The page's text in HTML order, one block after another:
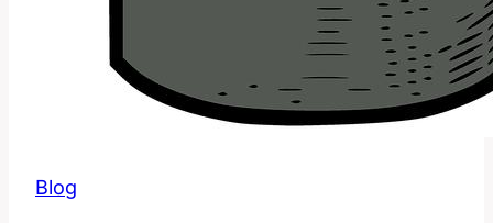
Blog